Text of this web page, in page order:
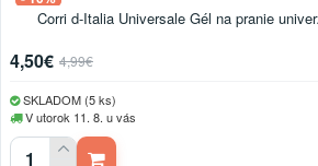
Corri d-Italia Universale Gél na pranie
4,50€ 4,99€
SKLADOM (5 ks)
V utorok 11. 8. u vás